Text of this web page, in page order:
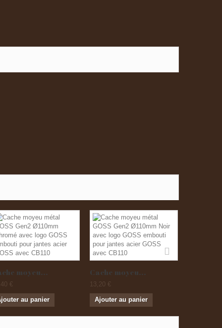
moyeu...
€
au panier
Cache moyeu...
13,20 €
Ajouter au panier